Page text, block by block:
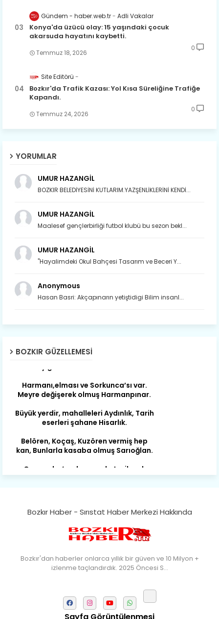
Gündem - haber.web.tr Adli Vakalar
Konya'da üzücü olay: 15 yaşındaki çocuk
akarsuda hayatını kaybetti.
Temmuz 18, 2026
0
Site Editörü
Bozkır'da Trafik Kazası: Yol Kısa Süreliğine Trafiğe
Kapandı.
Temmuz 24, 2026
0
YORUMLAR
UMUR HAZANGİL
BOZKIR BELEDİYESİNİ KUTLARIM.YAZŞENLİKLERİNİ KENDİ...
UMUR HAZANGİL
Maalesef gençlerbirliği futbol klubü bu sezon bekl...
UMUR HAZANGİL
"Hayalimdeki Okul Bahçesi Tasarım ve Beceri Y...
Anonymous
Hasan Basri: Akçapınarın yetiştidigi Bilim insanl...
BOZKIR GÜZELLEMESI
Son yıllarda orda yok artık ağlayan,
Çat değişti, şimdi gülüyor Çağlayan.
Susam; olur tahin gider nerelere ?
Tanıtır Bozkır’ı acizâne Dere.
Gederet’ti adı, oldu Dereiçi.
ve yiğitler obasıdır Hamzalar.
Harmanı,elması ve Sorkunca’sı var.
Meyre değişerek olmuş Harmanpınar.
Büyük yerdir, mahalleleri Aydınlık, Tarih
eserleri şahane Hisarlık.
Belören, Koçaş, Kuzören vermiş hep
kan, Bunlarla kasaba olmuş Sarıoğlan.
Çarşamba’nın koynunda tarih çok
yorgun. Şehit Berâtlı, halkı yiğit genç
Sorkun.
Hocaköy’dür eski adı can Üçpınar.
Bozkır’a yakın şirin köy Akçapınar.
Yağmur kar yağar, yolları olur hep yaş,
Gurbete insan ihraç eder Arslantaş.
Bozkır Haber - Sırıstat Haber Merkezi Hakkında
Bozkır'dan haberler onlarca yıllık bir güven ve 10 Milyon +
izlenme taçlandırdık. 2025 Öncesi S…
Sayfa Görüntülenmesi